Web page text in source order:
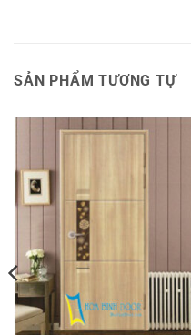
SẢN PHẨM TƯƠNG TỰ